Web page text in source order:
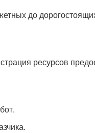
до
ресурсов